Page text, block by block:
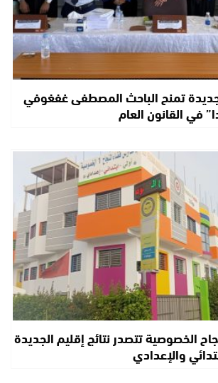
تمنح الباحث المصطفى غفغوفي
في القانون العام
الخصوصية تتصدر نتائج إقليم الجديدة
والإعدادي